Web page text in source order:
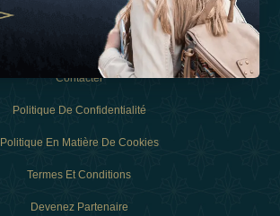
Contacter
Politique De Confidentialité
Politique En Matière De Cookies
Termes Et Conditions
Devenez Partenaire